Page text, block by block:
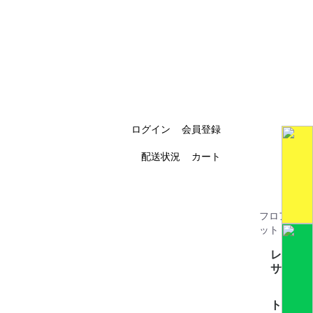
ログイン 会員登録
配送状況 カート
フロアマ
ット
レク
サス
全て見
GS(4)
GSハ
GX(2)
HS(1)
IS(4)
IS-C(1)
LBX(3)
LC(1)
LM(2)
LS500/
LS600
LS600
LX700
NX(4)
RC(1)
RX(7)
SC(1)
トヨ